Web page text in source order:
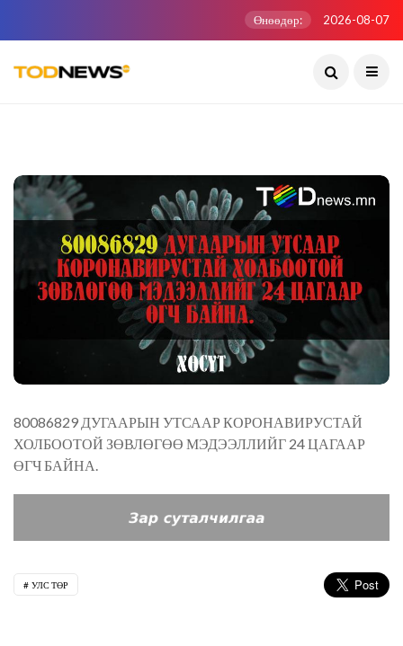
Өнөөдөр: 2026-08-07
80086829 ДУГААРЫН УТСААР КОРОНАВИРУСТАЙ
ХОЛБООТОЙ ЗӨВЛӨГӨӨ МЭДЭЭЛЛИЙГ 24 ЦАГААР
ӨГЧ БАЙНА.
УЛС ТӨР